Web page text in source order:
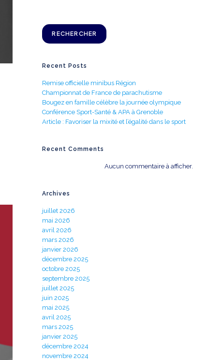
RECHERCHER
Recent Posts
Remise officielle minibus Région
Championnat de France de parachutisme
Bougez en famille célèbre la journée olympique
Conférence Sport-Santé & APA à Grenoble
Article : Favoriser la mixité et l’égalité dans le sport
Recent Comments
Aucun commentaire à afficher.
Archives
juillet 2026
mai 2026
avril 2026
mars 2026
janvier 2026
décembre 2025
octobre 2025
septembre 2025
juillet 2025
juin 2025
mai 2025
avril 2025
mars 2025
janvier 2025
décembre 2024
novembre 2024